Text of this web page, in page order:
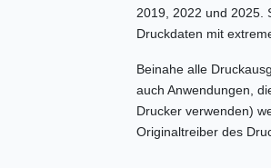
2019, 2022 und 2025.
Druckdaten mit
Beinahe alle
auch Anwendungen,
Drucker verwenden)
Originaltreiber des